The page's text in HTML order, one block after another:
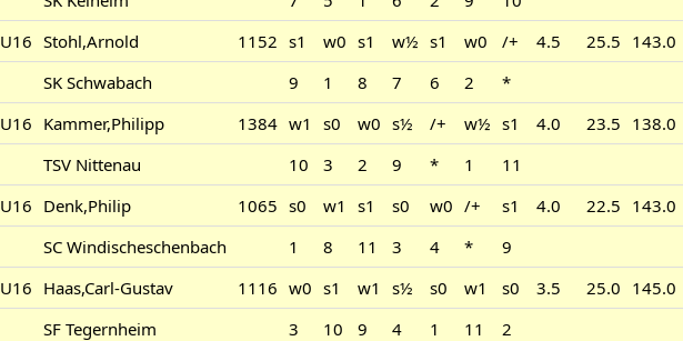
U16 Stohl,Arnold 1152 s1 w0 s1 w½ s1 w0 /+ 4.5 25.5 143.0
SK Schwabach
9 1 8 7 6 2
*
U16 Kammer,Philipp 1384 w1 s0 w0 s½ /+ w½ s1 4.0 23.5 138.0
TSV Nittenau
10 3 2 9 * 1
11
U16 Denk,Philip 1065 s0 w1 s1 s0 w0 /+ s1 4.0 22.5 143.0
SC Windischeschenbach
1 8 11 3 4 *
9
U16 Haas,Carl-Gustav 1116 w0 s1 w1 s½ s0 w1 s0 3.5 25.0 145.0
SF Tegernheim
3 10 9 4 1 11
2